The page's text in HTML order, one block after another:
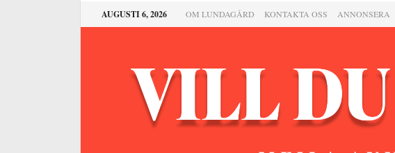
AUGUSTI 6, 2026 OM LUNDAGÅRD KONTAKTA OSS ANNONSERA